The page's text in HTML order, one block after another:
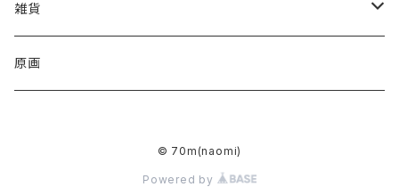
雑貨
アクリルキーホルダー
原画
© 70m(naomi)
Powered by